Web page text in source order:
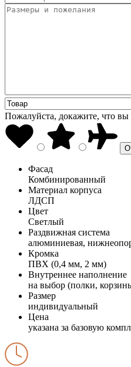
Пожалуйста, докажите, что вы
Фасад
Комбинированный
Материал корпуса
ЛДСП
Цвет
Светлый
Раздвижная система
алюминиевая,
Кромка
ПВХ (0,4 мм, 2 мм)
Внутреннее наполнение
на выбор (полки,
Размер
индивидуальный
Цена
указана за базовую